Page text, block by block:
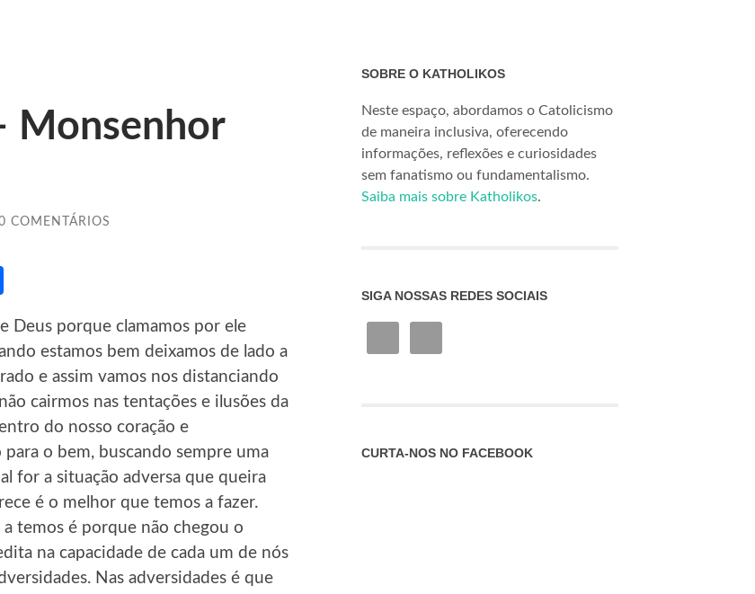
Monsenhor
COMENTÁRIOS
Deus porque clamamos por ele
estamos bem deixamos de lado a
e assim vamos nos distanciando
cairmos nas tentações e ilusões da
do nosso coração e
o bem, buscando sempre uma
for a situação adversa que queira
é o melhor que temos a fazer.
temos é porque não chegou o
na capacidade de cada um de nós
Nas adversidades é que
SOBRE O KATHOLIKOS
Neste espaço, abordamos o Catolicismo
de maneira inclusiva, oferecendo
informações, reflexões e curiosidades
sem fanatismo ou fundamentalismo.
Saiba mais sobre Katholikos.
SIGA NOSSAS REDES SOCIAIS
CURTA-NOS NO FACEBOOK